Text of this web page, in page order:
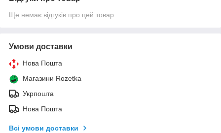
Ще немає відгуків про цей товар
Умови доставки
Нова Пошта
Магазини Rozetka
Укрпошта
Нова Пошта
Всі умови доставки